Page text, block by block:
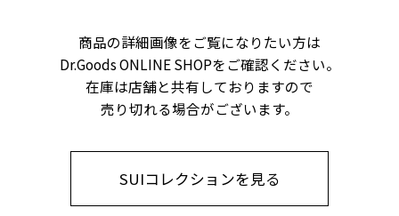
商品の詳細画像をご覧になりたい方は
Dr.Goods ONLINE SHOPをご確認ください。
在庫は店舗と共有しておりますので
売り切れる場合がございます。
SUIコレクションを見る